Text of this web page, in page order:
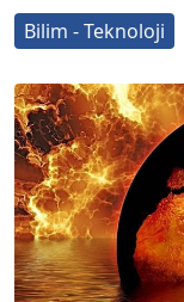
Bilim - Teknoloji